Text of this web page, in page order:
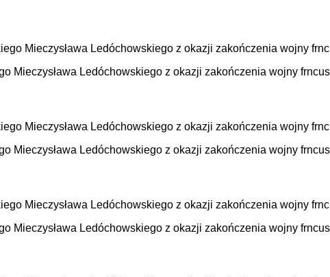
Mieczysława Ledóchowskiego z okazji zakończenia wojny
Mieczysława Ledóchowskiego z okazji zakończenia wojny
Mieczysława Ledóchowskiego z okazji zakończenia wojny